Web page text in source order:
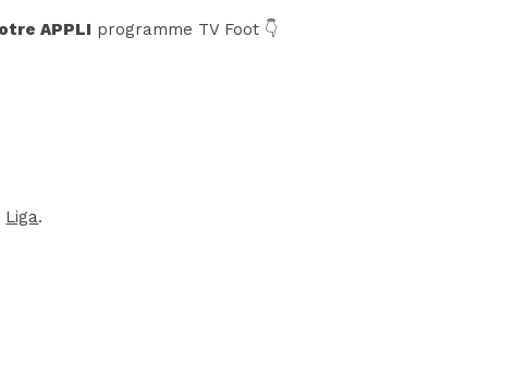
APPLI programme TV Foot 👇
Liga.